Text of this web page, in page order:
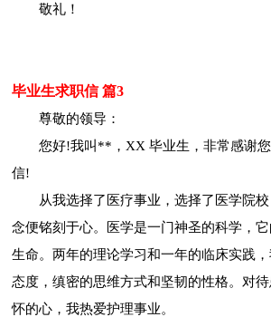
敬礼！
毕业生求职信 篇3
尊敬的领导：
您好!我叫**，XX 毕业生，非常感谢
信!
从我选择了医疗事业，选择了医学院
念便铭刻于心。医学是一门神圣的科学，
生命。两年的理论学习和一年的临床实践
态度，缜密的思维方式和坚韧的性格。对
怀的心，我热爱护理事业。